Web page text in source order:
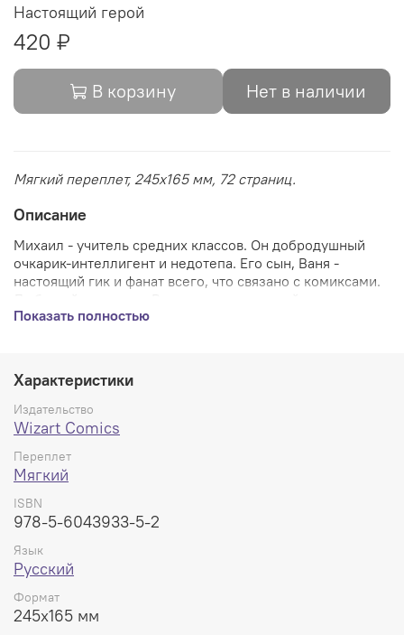
Настоящий герой
420 ₽
В корзину Нет в наличии
Мягкий переплет, 245х165мм, 72 страниц.
Описание
Михаил - учитель средних классов. Он добродушный
очкарик-интеллигент и недотепа. Его сын, Ваня -
настоящий гик и фанат всего, что связано с комиксами.
«Настоящий герой». Он крутой и решительный - полная
любимого комикса Вани и неожиданно обретает
суперспособности!
Показать полностью
Характеристики
Издательство
Wizart Comics
Переплет
Мягкий
ISBN
978-5-6043933-5-2
Язык
Русский
Формат
245x165 мм